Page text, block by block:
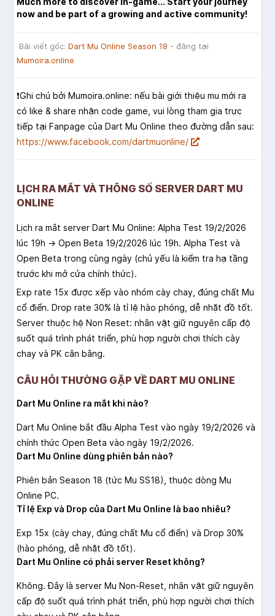
now and be part of a growing and active community!
Bài viết gốc: Dart Mu Online Season 18 - đăng tại
Mumoira.online
❗️Ghi chú bởi Mumoira.online: nếu bài giới thiệu mu mới ra
có like & share nhận code game, vui lòng tham gia trực
tiếp tại Fanpage của Dart Mu Online theo đường dẫn sau:
https://www.facebook.com/dartmuonline/
LỊCH RA MẮT VÀ THÔNG SỐ SERVER DART MU
ONLINE
Lịch ra mắt server Dart Mu Online: Alpha Test 19/2/2026
lúc 19h → Open Beta 19/2/2026 lúc 19h. Alpha Test và
Open Beta trong cùng ngày (chủ yếu là kiểm tra hạ tầng
trước khi mở cửa chính thức).
Exp rate 15x được xếp vào nhóm cày chay, đúng chất Mu
cổ điển. Drop rate 30% là tỉ lệ hào phóng, dễ nhặt đồ tốt.
Server thuộc hệ Non Reset: nhân vật giữ nguyên cấp độ
suốt quá trình phát triển, phù hợp người chơi thích cày
chay và PK cân bằng.
CÂU HỎI THƯỜNG GẶP VỀ DART MU ONLINE
Dart Mu Online ra mắt khi nào?
Dart Mu Online bắt đầu Alpha Test vào ngày 19/2/2026 và
chính thức Open Beta vào ngày 19/2/2026.
Dart Mu Online dùng phiên bản nào?
Phiên bản Season 18 (tức Mu SS18), thuộc dòng Mu
Online PC.
Tỉ lệ Exp và Drop của Dart Mu Online là bao nhiêu?
Exp 15x (cày chay, đúng chất Mu cổ điển) và Drop 30%
(hào phóng, dễ nhặt đồ tốt).
Dart Mu Online có phải server Reset không?
Không. Đây là server Mu Non-Reset, nhân vật giữ nguyên
cấp độ suốt quá trình phát triển, phù hợp người chơi thích